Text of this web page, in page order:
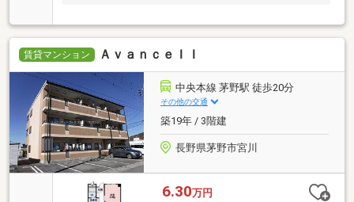
賃貸マンション ＡｖａｎｃｅＩＩ
中央本線 茅野駅 徒歩20分
その他の交通
築19年 / 3階建
長野県茅野市宮川
6.30万円